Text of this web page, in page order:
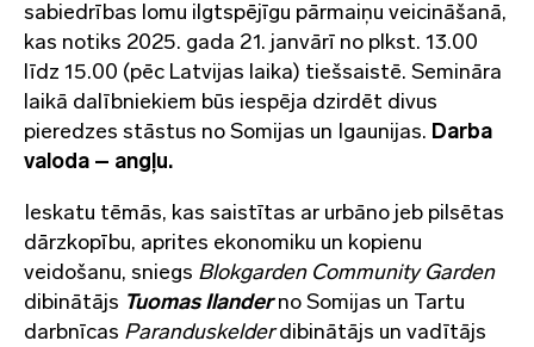
sabiedrības lomu ilgtspējīgu pārmaiņu veicināšanā,
kas notiks 2025. gada 21. janvārī no plkst. 13.00
līdz 15.00 (pēc Latvijas laika) tiešsaistē. Semināra
laikā dalībniekiem būs iespēja dzirdēt divus
pieredzes stāstus no Somijas un Igaunijas. Darba
valoda – angļu.
Ieskatu tēmās, kas saistītas ar urbāno jeb pilsētas
dārzkopību, aprites ekonomiku un kopienu
veidošanu, sniegs Blokgarden Community Garden
dibinātājs Tuomas Ilanderno Somijas un Tartu
darbnīcas Paranduskelderdibinātājs un vadītājs